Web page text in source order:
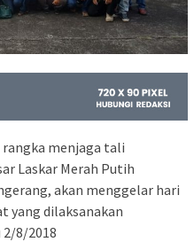
rangka menjaga tali
Laskar Merah Putih
akan menggelar hari
yang dilaksanakan
8/2018